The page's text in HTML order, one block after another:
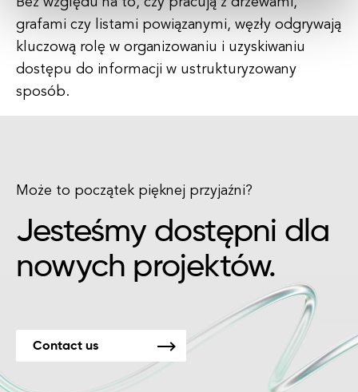
grafami czy listami powiązanymi, węzły odgrywają
kluczową rolę w organizowaniu i uzyskiwaniu
dostępu do informacji w ustrukturyzowany
sposób.
Może to początek pięknej przyjaźni?
Jesteśmy dostępni dla
nowych projektów.
Contact us